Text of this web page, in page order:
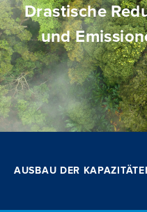
Drastische
und
AUSBAU DER